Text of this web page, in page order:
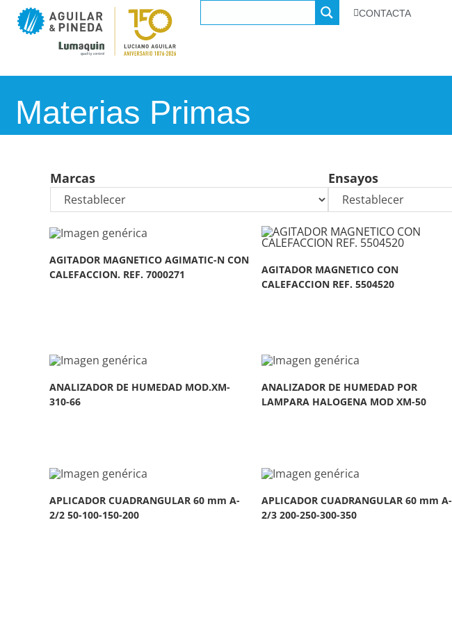
CONTACTA
Materias Primas
Marcas Ensayos
AGITADOR MAGNETICO AGIMATIC-N CON
CALEFACCION. REF. 7000271
AGITADOR MAGNETICO CON
CALEFACCION REF. 5504520
ANALIZADOR DE HUMEDAD MOD.XM-
310-66
ANALIZADOR DE HUMEDAD POR
LAMPARA HALOGENA MOD XM-50
APLICADOR CUADRANGULAR 60 mm A-
2/2 50-100-150-200
APLICADOR CUADRANGULAR 60 mm A-
2/3 200-250-300-350